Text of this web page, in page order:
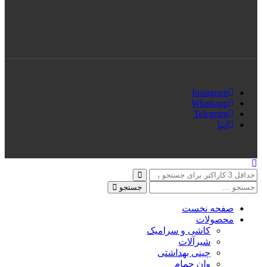
Instagram
Whatsapp
Telegram
ایتا
جستجو
صفحه نخست
محصولات
کاشی و سرامیک
شیرآلات
چینی بهداشتی
وان حمام